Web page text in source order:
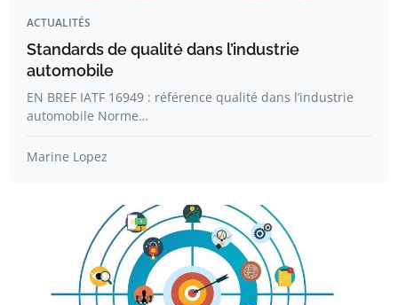
ACTUALITÉS
Standards de qualité dans l’industrie
automobile
EN BREF IATF 16949 : référence qualité dans l’industrie
automobile Norme…
Marine Lopez